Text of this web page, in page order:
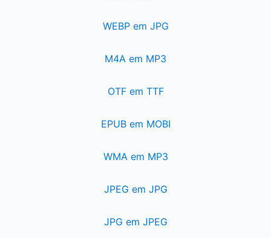
WEBP em JPG
M4A em MP3
OTF em TTF
EPUB em MOBI
WMA em MP3
JPEG em JPG
JPG em JPEG